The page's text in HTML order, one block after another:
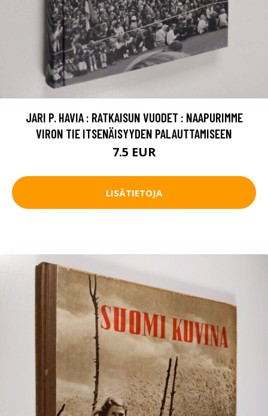
JARI P. HAVIA : RATKAISUN VUODET : NAAPURIMME
VIRON TIE ITSENÄISYYDEN PALAUTTAMISEEN
7.5 EUR
LISÄTIETOJA